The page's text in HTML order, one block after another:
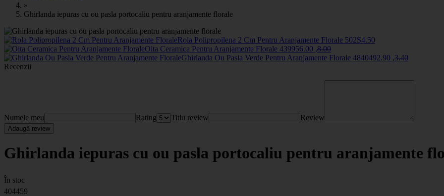
»
Ghirlanda iepuras cu ou pasla portocaliu pentru aranjamente florale
Rola Polipropilena 2 Cm Pentru Aranjamente Florale 502S4.50
Oita Ceramica Pentru Aranjamente Florale 439956.00 ,8.00
Ghirlanda Ou Pasla Verde Pentru Aranjamente Florale 4840492.90 ,3.40
Recenzii
Numele meu Rating Titlu review Review
Adaugă review
Ghirlanda iepuras cu ou pasla portocaliu pentru aranjamente
În stoc
404459